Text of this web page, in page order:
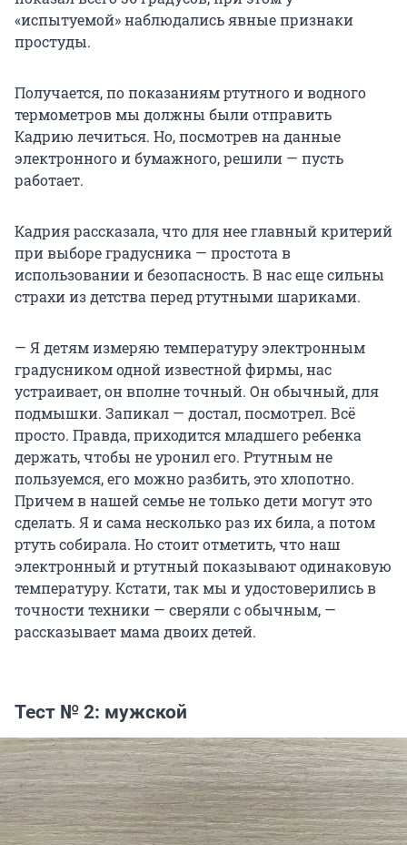
«испытуемой» наблюдались явные признаки
простуды.
Получается, по показаниям ртутного и водного
термометров мы должны были отправить
Кадрию лечиться. Но, посмотрев на данные
электронного и бумажного, решили — пусть
работает.
Кадрия рассказала, что для нее главный критерий
при выборе градусника — простота в
использовании и безопасность. В нас еще сильны
страхи из детства перед ртутными шариками.
— Я детям измеряю температуру электронным
градусником одной известной фирмы, нас
устраивает, он вполне точный. Он обычный, для
подмышки. Запикал — достал, посмотрел. Всё
просто. Правда, приходится младшего ребенка
держать, чтобы не уронил его. Ртутным не
пользуемся, его можно разбить, это хлопотно.
Причем в нашей семье не только дети могут это
сделать. Я и сама несколько раз их била, а потом
ртуть собирала. Но стоит отметить, что наш
электронный и ртутный показывают одинаковую
температуру. Кстати, так мы и удостоверились в
точности техники — сверяли с обычным, —
рассказывает мама двоих детей.
Тест № 2: мужской